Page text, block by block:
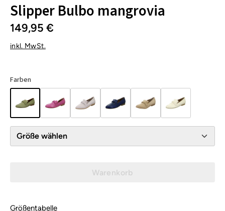
Slipper Bulbo mangrovia
149,95 €
inkl. MwSt.
Farben
Größe wählen
Warenkorb
Größentabelle